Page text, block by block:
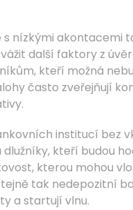
s nízkými akontacemi
další faktory z
kteří možná
často zveřejňují
institucí bez
kteří budou
kterou mohou
tak nedepozitní
a startují vlnu.